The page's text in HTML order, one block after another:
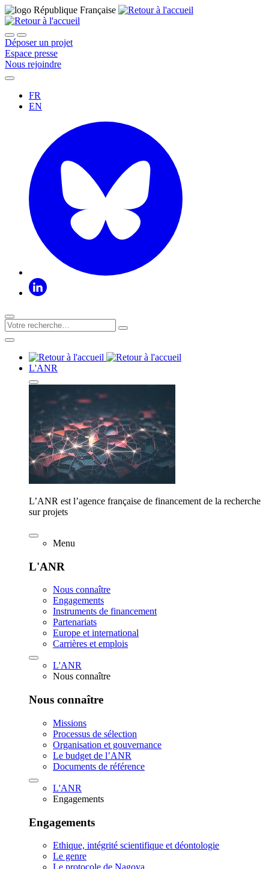
Déposer un projet
Espace presse
Nous rejoindre
FR
EN
L'ANR
L’ANR est l’agence française de financement de la recherche
sur projets
Menu
L'ANR
Nous connaître
Engagements
Instruments de financement
Partenariats
Europe et international
Carrières et emplois
L'ANR
Nous connaître
Nous connaître
Missions
Processus de sélection
Organisation et gouvernance
Le budget de l’ANR
Documents de référence
L'ANR
Engagements
Engagements
Ethique, intégrité scientifique et déontologie
Le genre